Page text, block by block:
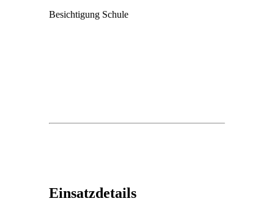
Besichtigung Schule
Einsatzdetails